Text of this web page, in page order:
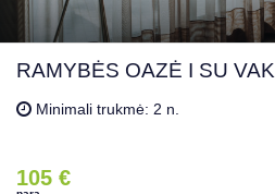
RAMYBĖS OAZĖ I SU
Minimali trukmė: 2 n.
105 €